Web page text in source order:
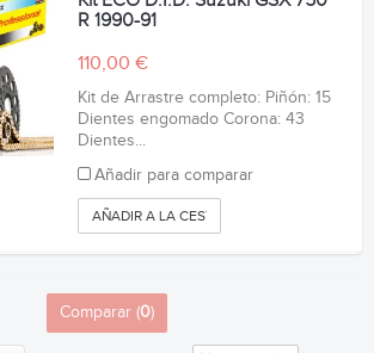
R 1990-91
110,00 €
Kit de Arrastre completo: Piñón: 15
Dientes engomado Corona: 43
Dientes...
Añadir para comparar
AÑADIR A LA CESTA
Comparar (0)